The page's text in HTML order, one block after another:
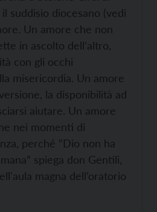
suddisio diocesano (vedi
Un amore che non
in ascolto dell’altro,
con gli occhi
misericordia. Un amore
la disponibilità ad
aiutare. Un amore
nei momenti di
perché “Dio non ha
spiega don Gentili,
magna dell’oratorio